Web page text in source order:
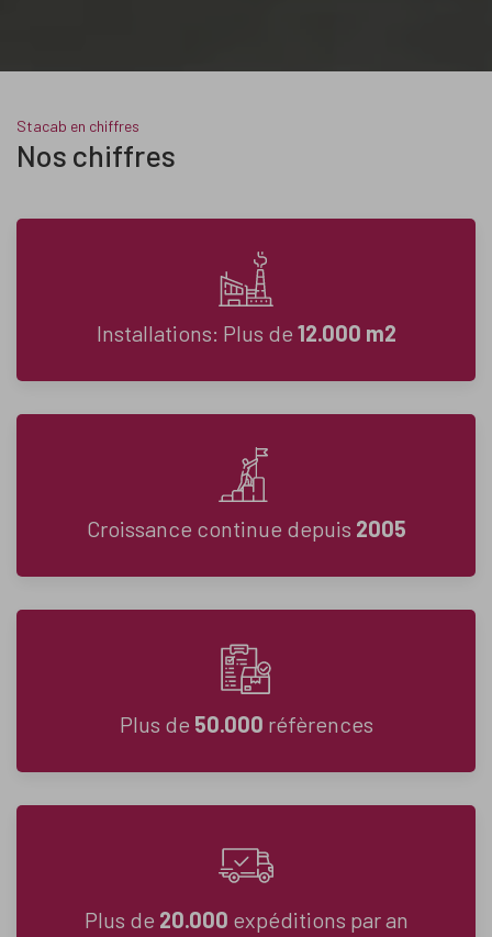
Stacab en chiffres
Nos chiffres
Installations: Plus de 12.000 m2
Croissance continue depuis 2005
Plus de 50.000 réfèrences
Plus de 20.000 expéditions par an